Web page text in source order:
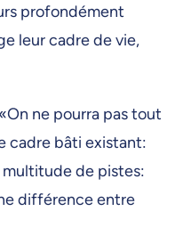
profondément
leur cadre de vie,
ne pourra pas tout
cadre bâti existant:
multitude de pistes:
différence entre